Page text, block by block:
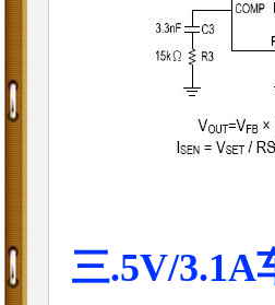
三.5V/3.1A